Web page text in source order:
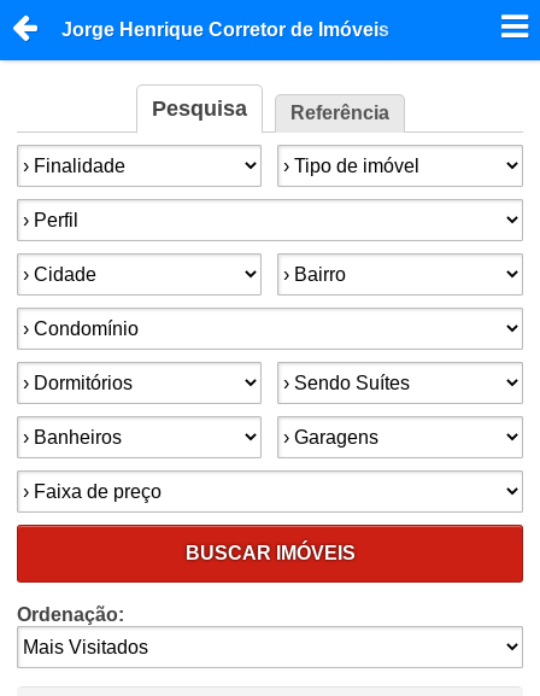
Jorge Henrique Corretor de Imóveis
Pesquisa Referência
Finalidade: Tipo de imóvel:
Perfil:
Cidade: Bairro:
Condomínios:
Dormitórios: Suítes:
Banheiros: Garagens:
Faixa de preço:
BUSCAR IMÓVEIS
Ordenação: